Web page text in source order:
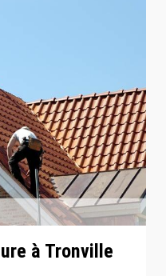
à Tronville